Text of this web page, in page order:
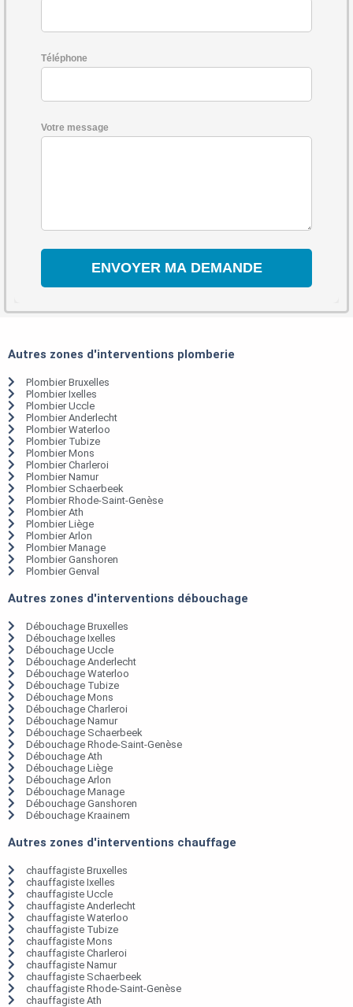
Téléphone
Votre message
Autres zones d'interventions plomberie
Plombier Bruxelles
Plombier Ixelles
Plombier Uccle
Plombier Anderlecht
Plombier Waterloo
Plombier Tubize
Plombier Mons
Plombier Charleroi
Plombier Namur
Plombier Schaerbeek
Plombier Rhode-Saint-Genèse
Plombier Ath
Plombier Liège
Plombier Arlon
Plombier Manage
Plombier Ganshoren
Plombier Genval
Autres zones d'interventions débouchage
Débouchage Bruxelles
Débouchage Ixelles
Débouchage Uccle
Débouchage Anderlecht
Débouchage Waterloo
Débouchage Tubize
Débouchage Mons
Débouchage Charleroi
Débouchage Namur
Débouchage Schaerbeek
Débouchage Rhode-Saint-Genèse
Débouchage Ath
Débouchage Liège
Débouchage Arlon
Débouchage Manage
Débouchage Ganshoren
Débouchage Kraainem
Autres zones d'interventions chauffage
chauffagiste Bruxelles
chauffagiste Ixelles
chauffagiste Uccle
chauffagiste Anderlecht
chauffagiste Waterloo
chauffagiste Tubize
chauffagiste Mons
chauffagiste Charleroi
chauffagiste Namur
chauffagiste Schaerbeek
chauffagiste Rhode-Saint-Genèse
chauffagiste Ath